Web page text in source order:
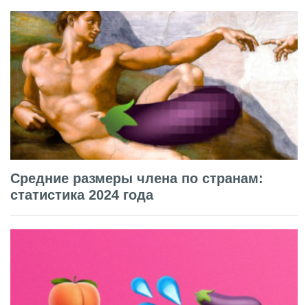
Средние размеры члена по странам:
статистика 2024 года